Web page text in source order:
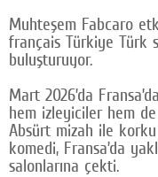
Muhteşem Fabcaro
français Türkiye Türk
buluşturuyor.
Mart 2026’da
hem izleyiciler hem
Absürt mizah ile
komedi, Fransa’da
salonlarına çekti.